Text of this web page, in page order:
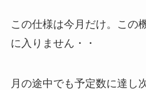
この仕様は今月だけ。この
に入りません・・
月の途中でも予定数に達し